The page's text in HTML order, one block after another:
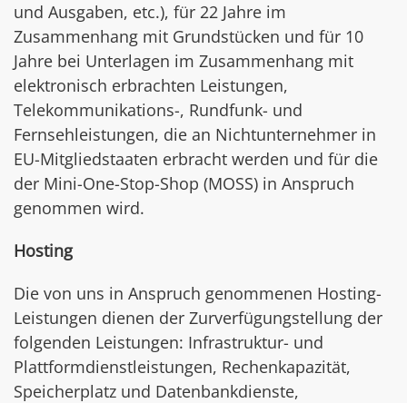
und Ausgaben, etc.), für 22 Jahre im
Zusammenhang mit Grundstücken und für 10
Jahre bei Unterlagen im Zusammenhang mit
elektronisch erbrachten Leistungen,
Telekommunikations-, Rundfunk- und
Fernsehleistungen, die an Nichtunternehmer in
EU-Mitgliedstaaten erbracht werden und für die
der Mini-One-Stop-Shop (MOSS) in Anspruch
genommen wird.
Hosting
Die von uns in Anspruch genommenen Hosting-
Leistungen dienen der Zurverfügungstellung der
folgenden Leistungen: Infrastruktur- und
Plattformdienstleistungen, Rechenkapazität,
Speicherplatz und Datenbankdienste,